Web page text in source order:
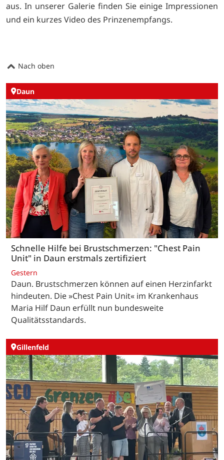
aus. In unserer Galerie finden Sie einige Impressionen
und ein kurzes Video des Prinzenempfangs.
Nach oben
Daun
Schnelle Hilfe bei Brustschmerzen: "Chest Pain
Unit" in Daun erstmals zertifiziert
Gestern
Daun. Brustschmerzen können auf einen Herzinfarkt
hindeuten. Die »Chest Pain Unit« im Krankenhaus
Maria Hilf Daun erfüllt nun bundesweite
Qualitätsstandards.
Gillenfeld